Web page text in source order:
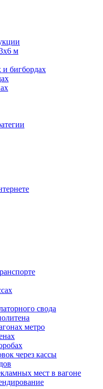
м
и бигбордах
свода
метро
через кассы
мест в вагоне